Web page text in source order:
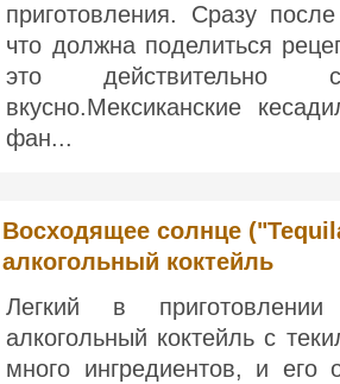
приготовления. Сразу
что должна поделиться
это
вкусно.Мексиканские
фан...
Восходящее солнце
алкогольный коктейль
Легкий в
алкогольный коктейль с
много ингредиентов, и его